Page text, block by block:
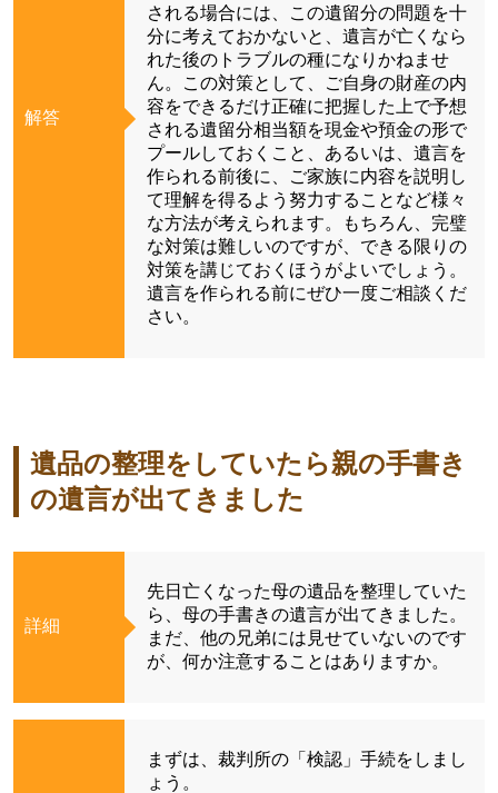
解答
される場合には、この遺留分の問題を十
分に考えておかないと、遺言が亡くなら
れた後のトラブルの種になりかねませ
ん。この対策として、ご自身の財産の内
容をできるだけ正確に把握した上で予想
される遺留分相当額を現金や預金の形で
プールしておくこと、あるいは、遺言を
作られる前後に、ご家族に内容を説明し
て理解を得るよう努力することなど様々
な方法が考えられます。もちろん、完璧
な対策は難しいのですが、できる限りの
対策を講じておくほうがよいでしょう。
遺言を作られる前にぜひ一度ご相談くだ
さい。
遺品の整理をしていたら親の手書き
の遺言が出てきました
詳細
先日亡くなった母の遺品を整理していた
ら、母の手書きの遺言が出てきました。
まだ、他の兄弟には見せていないのです
が、何か注意することはありますか。
まずは、裁判所の「検認」手続をしまし
ょう。